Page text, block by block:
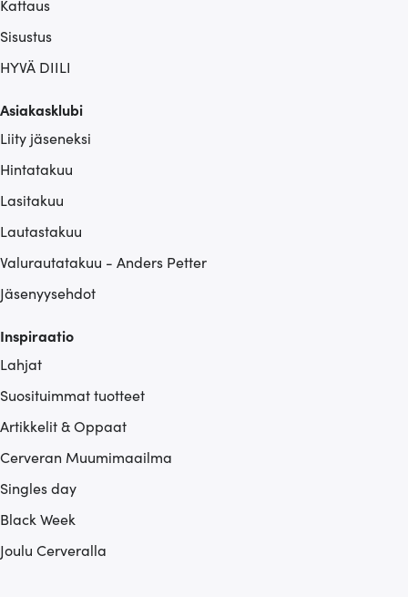
Kattaus
Sisustus
HYVÄ DIILI
Asiakasklubi
Liity jäseneksi
Hintatakuu
Lasitakuu
Lautastakuu
Valurautatakuu - Anders Petter
Jäsenyysehdot
Inspiraatio
Lahjat
Suosituimmat tuotteet
Artikkelit & Oppaat
Cerveran Muumimaailma
Singles day
Black Week
Joulu Cerveralla